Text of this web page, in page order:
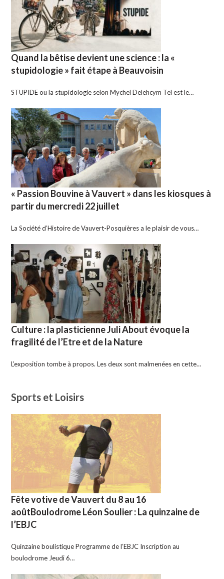
Quand la bêtise devient une science : la «
stupidologie » fait étape à Beauvoisin
STUPIDE ou la stupidologie selon Mychel Delehcym Tel est le…
« Passion Bouvine à Vauvert » dans les kiosques à
partir du mercredi 22 juillet
La Société d’Histoire de Vauvert-Posquières a le plaisir de vous…
Culture : la plasticienne Juli About évoque la
fragilité de l’Etre et de la Nature
L’exposition tombe à propos. Les deux sont malmenées en cette…
Sports et Loisirs
Fête votive de Vauvert du 8 au 16
aoûtBoulodrome Léon Soulier : La quinzaine de
l’EBJC
Quinzaine boulistique Programme de l’EBJC Inscription au
boulodrome Jeudi 6…